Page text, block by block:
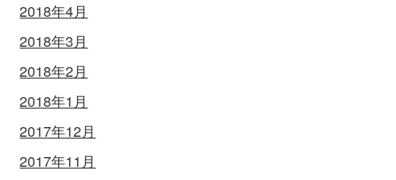
2018年4月
2018年3月
2018年2月
2018年1月
2017年12月
2017年11月